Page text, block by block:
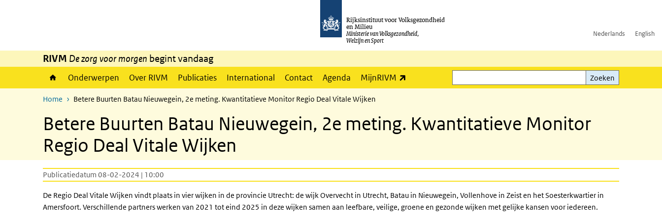
Rijksinstituut voor Volksgezondheid
en Milieu
Ministerie van Volksgezondheid,
Welzijn en Sport
Nederlands English
RIVM De zorg voor morgen begint vandaag
Onderwerpen Over RIVM Publicaties International Contact Agenda MijnRIVM
Zoeken
Zoeken
Home Betere Buurten Batau Nieuwegein, 2e meting. Kwantitatieve Monitor Regio Deal Vitale Wijken
Betere Buurten Batau Nieuwegein, 2e meting. Kwantitatieve Monitor
Regio Deal Vitale Wijken
Publicatiedatum 08-02-2024 | 10:00
De Regio Deal Vitale Wijken vindt plaats in vier wijken in de provincie Utrecht: de wijk Overvecht in Utrecht, Batau in Nieuwegein, Vollenhove in Zeist en het Soesterkwartier in
Amersfoort. Verschillende partners werken van 2021 tot eind 2025 in deze wijken samen aan leefbare, veilige, groene en gezonde wijken met gelijke kansen voor iedereen.